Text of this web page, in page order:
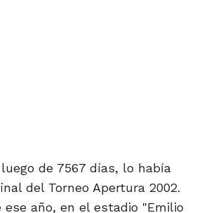
de 7567 días, lo había
del Torneo Apertura 2002.
ese año, en el estadio "Emilio